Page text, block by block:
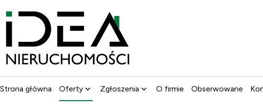
Strona główna Oferty Zgłoszenia O firmie Obserwowane